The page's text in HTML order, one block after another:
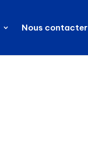
Nous contacter